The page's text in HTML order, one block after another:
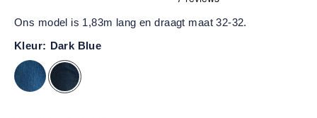
Ons model is 1,83m lang en draagt maat 32-32.
Kleur: Dark Blue